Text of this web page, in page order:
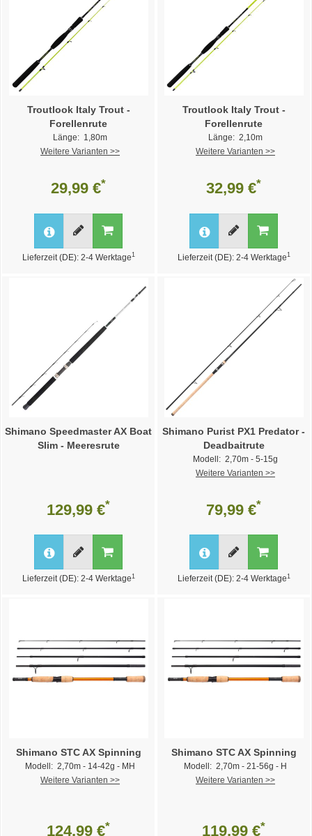
Troutlook Italy Trout -
Forellenrute
Länge: 1,80m
Weitere Varianten >>
29,99 €*
Lieferzeit (DE): 2-4 Werktage1
Troutlook Italy Trout -
Forellenrute
Länge: 2,10m
Weitere Varianten >>
32,99 €*
Lieferzeit (DE): 2-4 Werktage1
Shimano Speedmaster AX Boat
Slim - Meeresrute
129,99 €*
Lieferzeit (DE): 2-4 Werktage 1
Shimano Purist PX1 Predator -
Deadbaitrute
Modell: 2,70m - 5-15g
Weitere Varianten >>
79,99 €*
Lieferzeit (DE): 2-4 Werktage 1
Shimano STC AX Spinning
Modell: 2,70m - 14-42g - MH
Weitere Varianten >>
124,99 €*
Shimano STC AX Spinning
Modell: 2,70m - 21-56g - H
Weitere Varianten >>
119,99 €*